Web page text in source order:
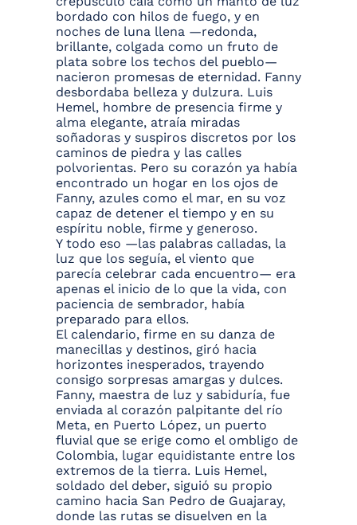
bordado con hilos de fuego, y en
noches de luna llena —redonda,
brillante, colgada como un fruto de
plata sobre los techos del pueblo—
nacieron promesas de eternidad. Fanny
desbordaba belleza y dulzura. Luis
Hemel, hombre de presencia firme y
alma elegante, atraía miradas
soñadoras y suspiros discretos por los
caminos de piedra y las calles
polvorientas. Pero su corazón ya había
encontrado un hogar en los ojos de
Fanny, azules como el mar, en su voz
capaz de detener el tiempo y en su
espíritu noble, firme y generoso.
Y todo eso —las palabras calladas, la
luz que los seguía, el viento que
parecía celebrar cada encuentro— era
apenas el inicio de lo que la vida, con
paciencia de sembrador, había
preparado para ellos.
El calendario, firme en su danza de
manecillas y destinos, giró hacia
horizontes inesperados, trayendo
consigo sorpresas amargas y dulces.
Fanny, maestra de luz y sabiduría, fue
enviada al corazón palpitante del río
Meta, en Puerto López, un puerto
fluvial que se erige como el ombligo de
Colombia, lugar equidistante entre los
extremos de la tierra. Luis Hemel,
soldado del deber, siguió su propio
camino hacia San Pedro de Guajaray,
donde las rutas se disuelven en la